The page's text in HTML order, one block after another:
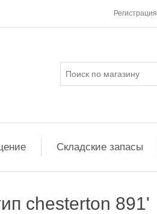
Регистрация
Складские запасы
chesterton 891'